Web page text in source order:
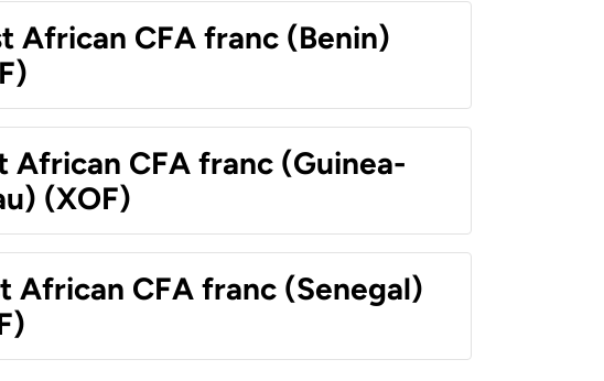
African CFA franc (Benin)
African CFA franc (Guinea-
(XOF)
African CFA franc (Senegal)